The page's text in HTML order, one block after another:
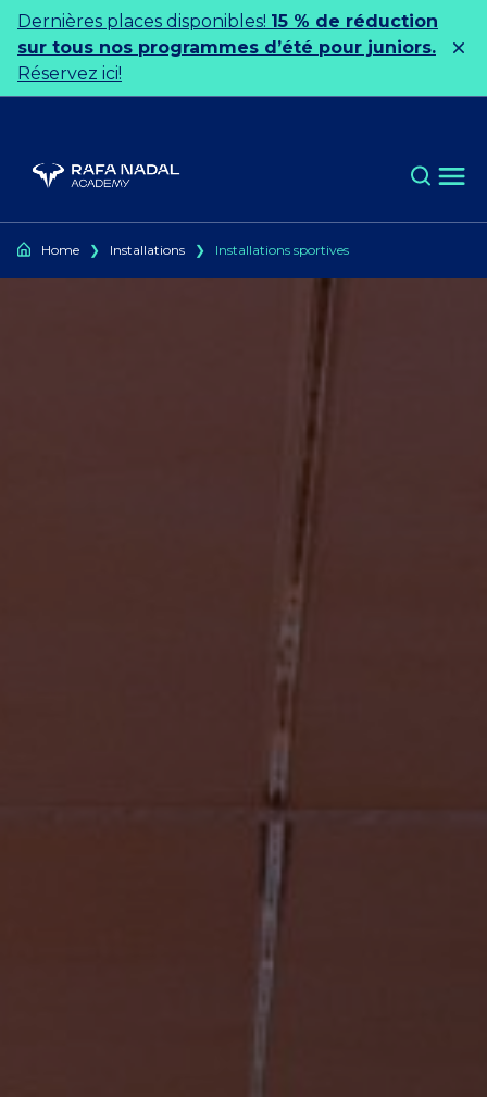
Ir al contenido
Dernières places disponibles! 15 % de réduction
sur tous nos programmes d’été pour juniors.
Réservez ici!
Home ❯ Installations ❯ Installations sportives